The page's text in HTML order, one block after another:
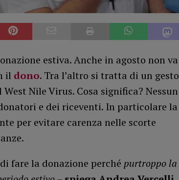
estiva. Anche in agosto non va
il dono. Tra l’altro si tratta di un gesto
Nile Virus. Cosa significa? Nessun
e dei riceventi. In particolare la
per evitare carenza nelle scorte
fare la donazione perché purtroppo la